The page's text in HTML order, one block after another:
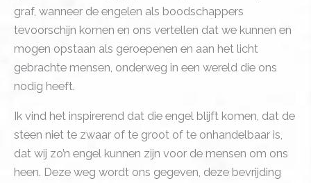
graf, wanneer de engelen als boodschappers
tevoorschijn komen en ons vertellen dat we kunnen en
mogen opstaan als geroepenen en aan het licht
gebrachte mensen, onderweg in een wereld die ons
nodig heeft.
Ik vind het inspirerend dat die engel blijft komen, dat de
steen niet te zwaar of te groot of te onhandelbaar is,
dat wij zo’n engel kunnen zijn voor de mensen om ons
heen. Deze weg wordt ons gegeven, deze bevrijding